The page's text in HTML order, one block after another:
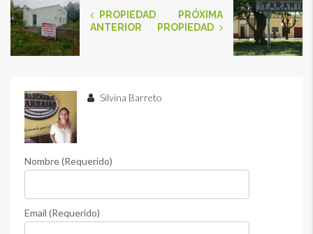
PROPIEDAD
ANTERIOR
PRÓXIMA
PROPIEDAD
Silvina Barreto
Nombre (Requerido)
Email (Requerido)